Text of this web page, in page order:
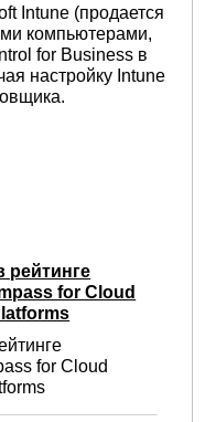
Intune (продается
компьютерами,
for Business в
настройку Intune
рейтинге
for Cloud
for Cloud